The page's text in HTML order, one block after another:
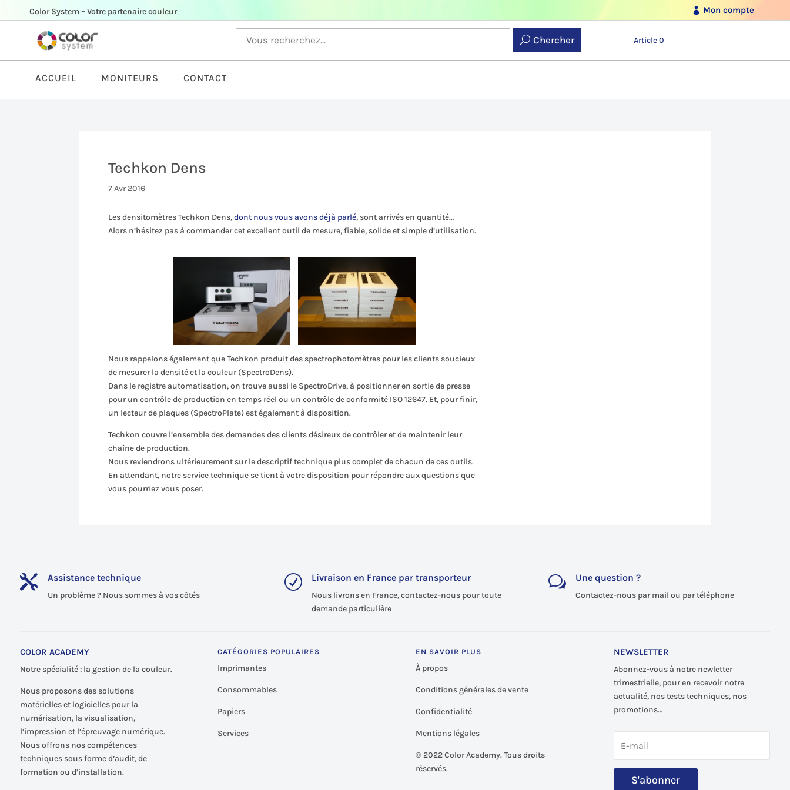
Color System – Votre partenaire couleur Mon compte
Chercher Article 0
ACCUEIL MONITEURS CONTACT
Techkon Dens
7 Avr 2016
Les densitomètres Techkon Dens,dont nous vous avons déjà parlé, sont arrivés en quantité…
Alors n’hésitez pas à commander cet excellent outil de mesure, fiable, solide et simple d’utilisation.
Nous rappelons également que Techkon produit des spectrophotomètres pour les clients soucieux
de mesurer la densité et la couleur (SpectroDens).
Dans le registre automatisation, on trouve aussi le SpectroDrive, à positionner en sortie de presse
pour un contrôle de production en temps réel ou un contrôle de conformité ISO 12647. Et, pour finir,
un lecteur de plaques (SpectroPlate) est également à disposition.
Techkon couvre l’ensemble des demandes des clients désireux de contrôler et de maintenir leur
chaîne de production.
Nous reviendrons ultérieurement sur le descriptif technique plus complet de chacun de ces outils.
En attendant, notre service technique se tient à votre disposition pour répondre aux questions que
vous pourriez vous poser.
 Assistance technique
Un problème ? Nous sommes à vos côtés
R Livraison en France par transporteur
Nous livrons en France, contactez-nous pour toute
demande particulière
w Une question ?
Contactez-nous par mail ou par téléphone
COLOR ACADEMY
Notre spécialité : la gestion de la couleur.
Nous proposons des solutions
matérielles et logicielles pour la
numérisation, la visualisation,
l’impression et l’épreuvage numérique.
Nous offrons nos compétences
techniques sous forme d’audit, de
formation ou d’installation.
CATÉGORIES POPULAIRES
Imprimantes
Consommables
Papiers
Services
EN SAVOIR PLUS
À propos
Conditions générales de vente
Confidentialité
Mentions légales
© 2022 Color Academy. Tous droits
réservés.
NEWSLETTER
Abonnez-vous à notre newletter
trimestrielle, pour en recevoir notre
actualité, nos tests techniques, nos
promotions…
S'abonner